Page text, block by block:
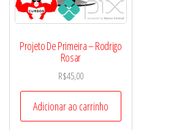
Projeto De Primeira – Rodrigo
Rosar
R$45,00
Adicionar ao carrinho